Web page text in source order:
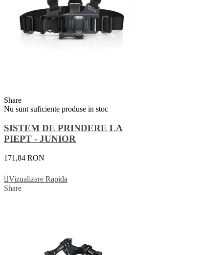
Share
Nu sunt suficiente produse in stoc
SISTEM DE PRINDERE LA
PIEPT - JUNIOR
171,84 RON
Vizualizare Rapida
Share